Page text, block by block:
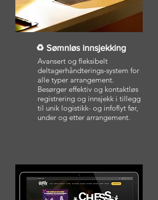
♻ Sømnløs innsjekking
Avansert og fleksibelt
deltagerhåndterings-system for
alle typer arrangement.
Besørger effektiv og kontaktløs
registrering og innsjekk i tillegg
til unik logistikk- og infoflyt før,
under og etter arrangement.